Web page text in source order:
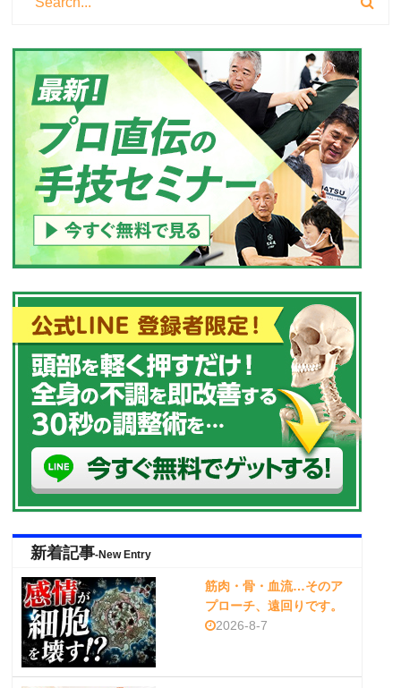
新着記事-New Entry
筋肉・骨・血流…そのア
プローチ、遠回りです。
2026-8-7